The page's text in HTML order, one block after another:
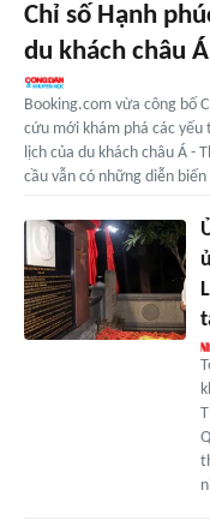
Chỉ số Hạnh
du khách châu
Booking.com vừa công bố
cứu mới khám phá các yếu
lịch của du khách châu Á -
cầu vẫn có những diễn